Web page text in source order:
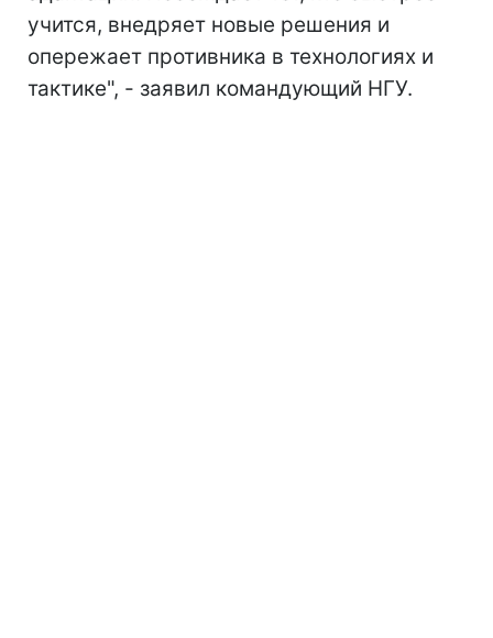
учится, внедряет новые решения и
опережает противника в технологиях и
тактике", - заявил командующий НГУ.